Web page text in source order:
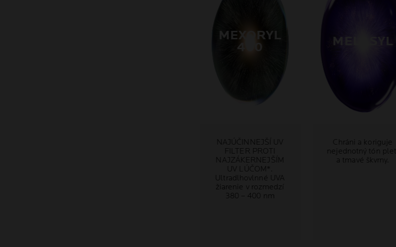
MEXORYL
400
NAJÚČINNEJŠÍ UV
FILTER PROTI
NAJZÁKERNEJŠÍM
UV LÚČOM*.
Ultradlhovlnné UVA
žiarenie v rozmedzí
380 – 400 nm
MELASYL
Chráni a koriguje
nejednotný tón pleti
a tmavé škvrny.